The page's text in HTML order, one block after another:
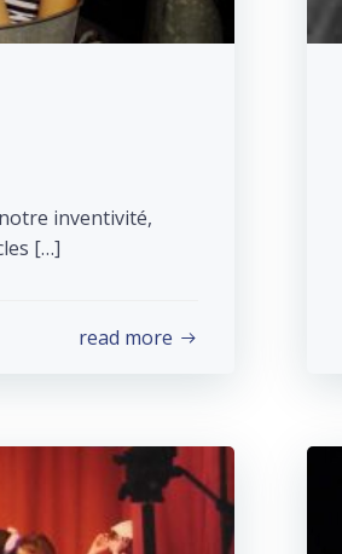
inventivité,
[…]
read more